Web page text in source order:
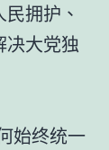
拥护、
决大党独
始终统一